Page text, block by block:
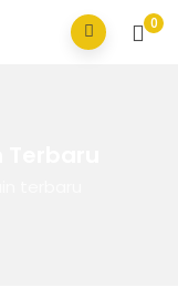
0